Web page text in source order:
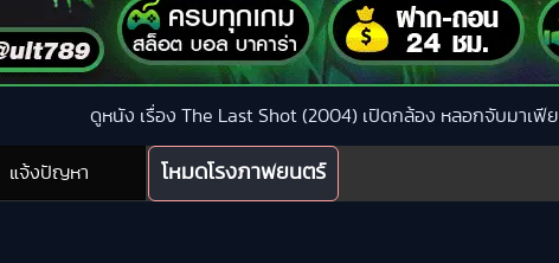
ดูหนัง เรื่อง The Last Shot (2004) เปิดกล้อง หลอกจับมาเฟีย
แจ้งปัญหา โหมดโรงภาพยนตร์